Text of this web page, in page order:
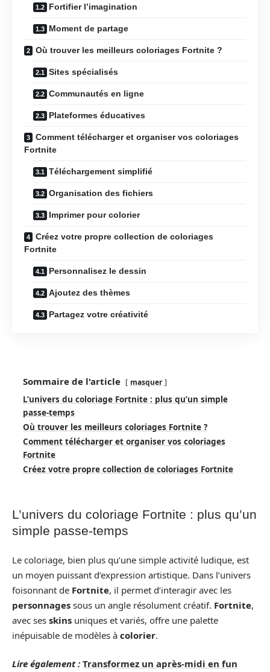
Fortifier l’imagination
Moment de partage
Où trouver les meilleurs coloriages Fortnite ?
Sites spécialisés
Communautés en ligne
Plateformes éducatives
Comment télécharger et organiser vos coloriages
Fortnite
Téléchargement simplifié
Organisation des fichiers
Imprimer pour colorier
Créez votre propre collection de coloriages
Fortnite
Personnalisez le dessin
Ajoutez des thèmes
Partagez votre créativité
Sommaire de l'article masquer
L’univers du coloriage Fortnite : plus qu’un simple
passe-temps
Où trouver les meilleurs coloriages Fortnite ?
Comment télécharger et organiser vos coloriages
Fortnite
Créez votre propre collection de coloriages Fortnite
L’univers du coloriage Fortnite : plus qu’un
simple passe-temps
Le coloriage, bien plus qu’une simple activité ludique, est
un moyen puissant d’expression artistique. Dans l’univers
foisonnant de Fortnite, il permet d’interagir avec les
personnages sous un angle résolument créatif. Fortnite,
avec ses skins uniques et variés, offre une palette
inépuisable de modèles à colorier.
Lire également : Transformez un après-midi en fun